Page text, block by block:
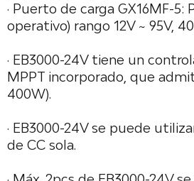
· Puerto de carga GX16MF-5:
operativo) rango 12V ~ 95V,
· EB3000-24V tiene un
MPPT incorporado, que
400W).
· EB3000-24V se puede
de CC sola.